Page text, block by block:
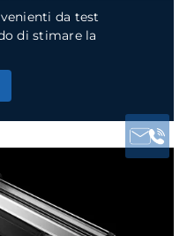
da test
di stimare la